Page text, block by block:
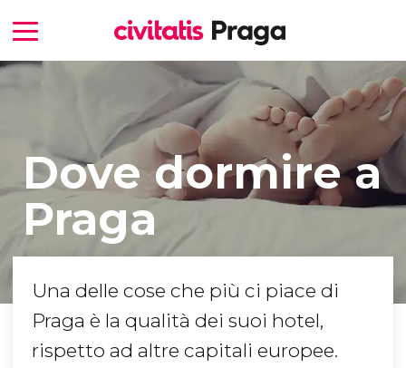
Dove dormire a
Praga
Una delle cose che più ci piace di
Praga è la qualità dei suoi hotel,
rispetto ad altre capitali europee.